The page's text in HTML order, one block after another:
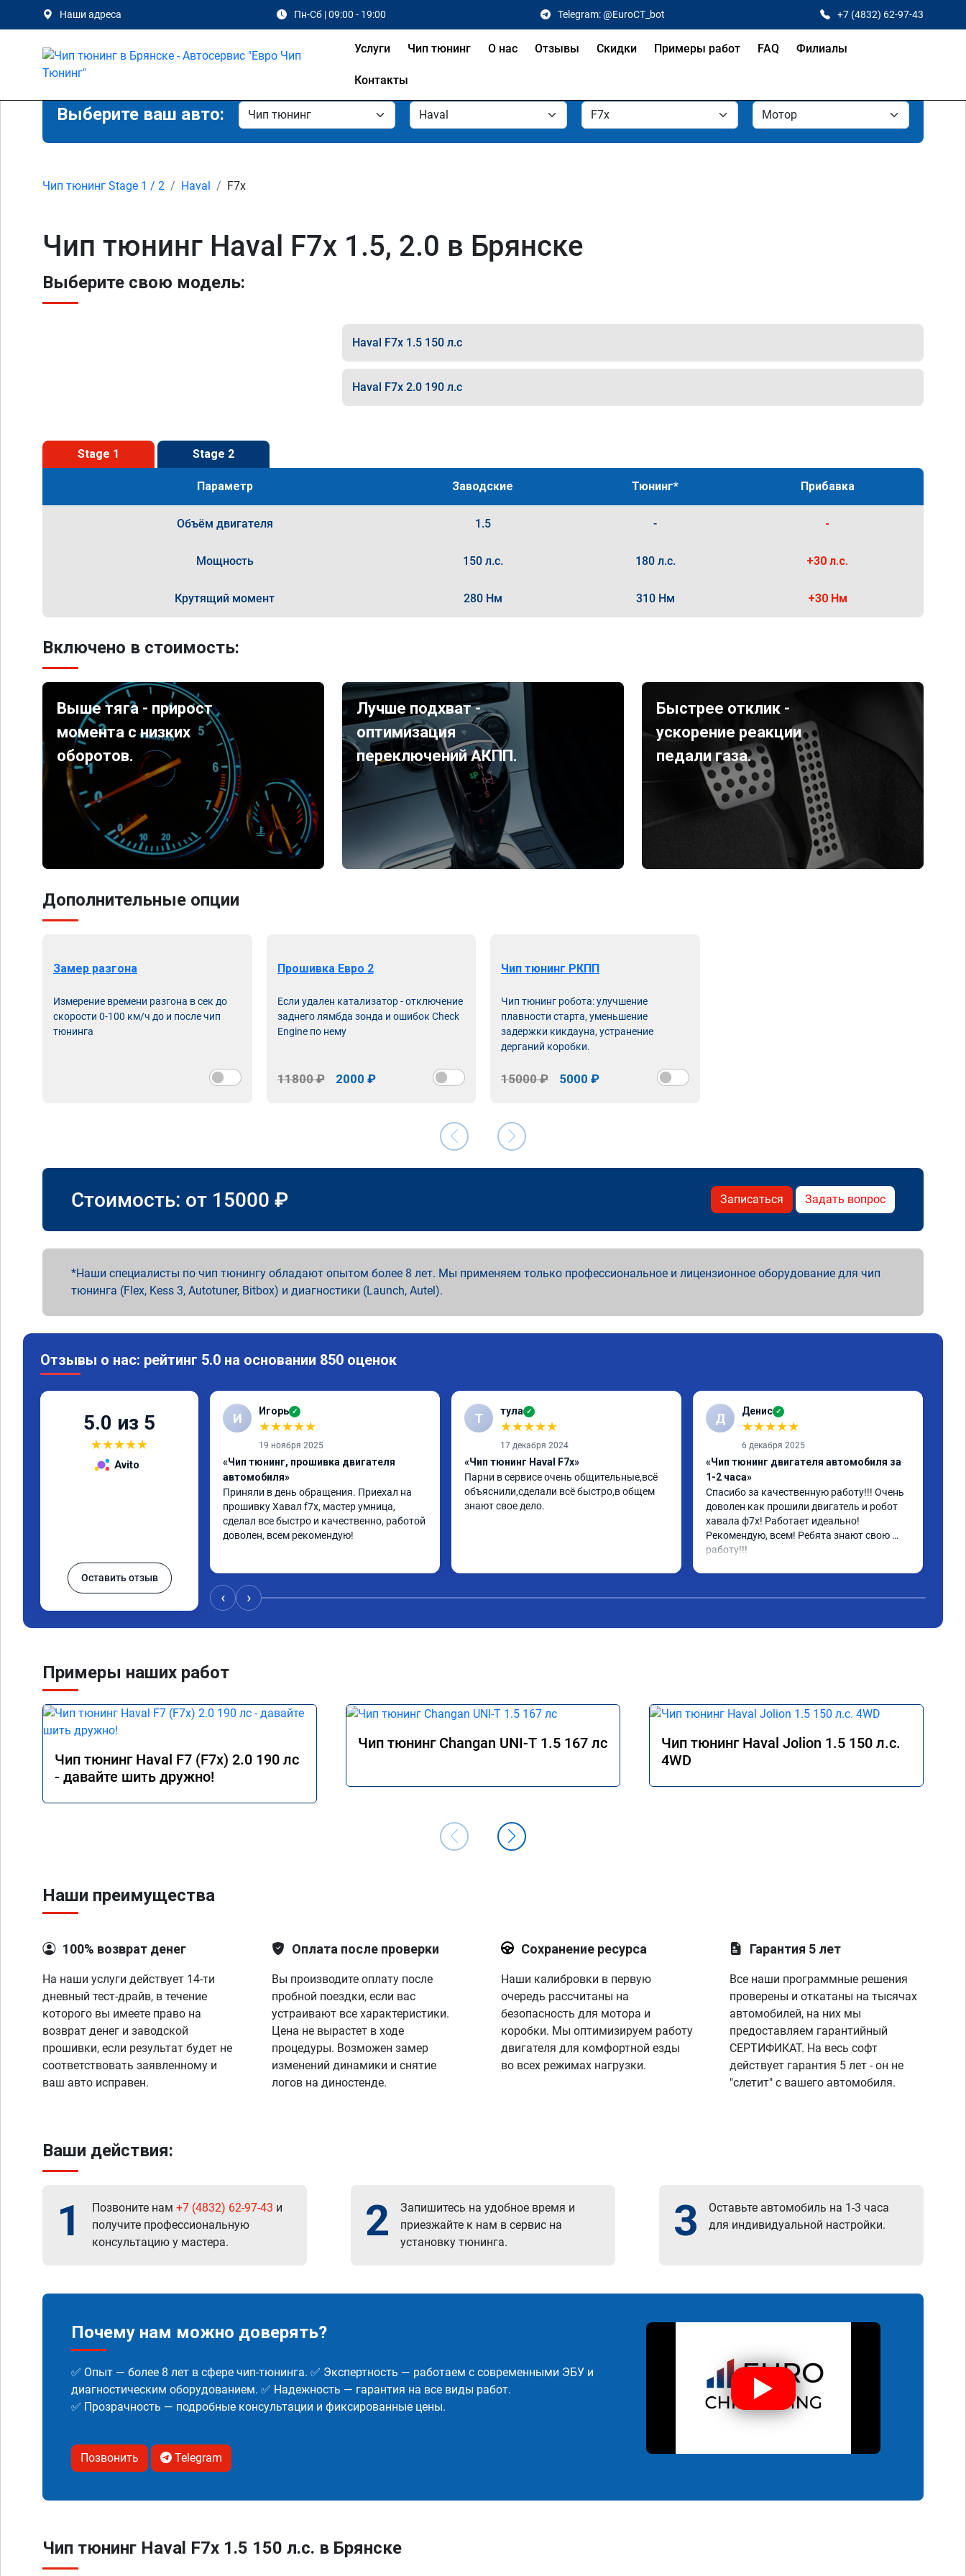
Наши адреса Пн-Сб | 09:00 - 19:00 Telegram: @EuroCT_bot +7 (4832) 62-97-43
Услуги Чип тюнинг О нас Отзывы Скидки Примеры работ FAQ Филиалы
Контакты
Выберите ваш авто:
Чип тюнинг Stage 1 / 2 Haval F7x
Чип тюнинг Haval F7x 1.5, 2.0 в Брянске
Выберите свою модель:
Haval F7x 1.5 150 л.с
Haval F7x 2.0 190 л.с
Stage 1 Stage 2
Параметр Заводские Тюнинг* Прибавка
Объём двигателя 1.5 - -
Мощность 150 л.с. 180 л.с. +30 л.с.
Крутящий момент 280 Нм 310 Нм +30 Нм
Включено в стоимость:
Выше тяга - прирост
момента с низких
оборотов.
Лучше подхват -
оптимизация
переключений АКПП.
Быстрее отклик -
ускорение реакции
педали газа.
Дополнительные опции
Замер разгона
Измерение времени разгона в сек до
скорости 0-100 км/ч до и после чип
тюнинга
Прошивка Евро 2
Если удален катализатор - отключение
заднего лямбда зонда и ошибок Check
Engine по нему
11800 ₽ 2000 ₽
Чип тюнинг РКПП
Чип тюнинг робота: улучшение
плавности старта, уменьшение
задержки кикдауна, устранение
дерганий коробки.
15000 ₽ 5000 ₽
Стоимость: от 15000 ₽ Записаться Задать вопрос
Наши специалисты по чип тюнингу обладают опытом более 8 лет. Мы применяем только профессиональное и лицензионное оборудование для чип
тюнинга (Flex, Kess 3, Autotuner, Bitbox) и диагностики (Launch, Autel).
Отзывы о нас: рейтинг 5.0 на основании 850 оценок
5.0 из 5
★★★★★
Avito
Оставить отзыв
И Игорь ✓
★★★★★
19 ноября 2025
«Чип тюнинг, прошивка двигателя
автомобиля»
Приняли в день обращения. Приехал на
прошивку Хавал f7x, мастер умница,
сделал все быстро и качественно, работой
доволен, всем рекомендую!
Т тула ✓
★★★★★
17 декабря 2024
«Чип тюнинг Haval F7x»
Парни в сервисе очень общительные,всё
объяснили,сделали всё быстро,в общем
знают свое дело.
Д Денис ✓
★★★★★
6 декабря 2025
«Чип тюнинг двигателя автомобиля за
1-2 часа»
Спасибо за качественную работу!!! Очень
доволен как прошили двигатель и робот
хавала ф7х! Работает идеально!
Рекомендую, всем! Ребята знают свою
работу!!!
‹ ›
Примеры наших работ
Чип тюнинг Haval F7 (F7x) 2.0 190 лс
- давайте шить дружно!
Чип тюнинг Changan UNI-T 1.5 167 лс
Чип тюнинг Haval Jolion 1.5 150 л.с.
4WD
Наши преимущества
100% возврат денег
На наши услуги действует 14-ти
дневный тест-драйв, в течение
которого вы имеете право на
возврат денег и заводской
прошивки, если результат будет не
соответствовать заявленному и
ваш авто исправен.
Оплата после проверки
Вы производите оплату после
пробной поездки, если вас
устраивают все характеристики.
Цена не вырастет в ходе
процедуры. Возможен замер
изменений динамики и снятие
логов на диностенде.
Сохранение ресурса
Наши калибровки в первую
очередь рассчитаны на
безопасность для мотора и
коробки. Мы оптимизируем работу
двигателя для комфортной езды
во всех режимах нагрузки.
Гарантия 5 лет
Все наши программные решения
проверены и откатаны на тысячах
автомобилей, на них мы
предоставляем гарантийный
СЕРТИФИКАТ. На весь софт
действует гарантия 5 лет - он не
"слетит" с вашего автомобиля.
Ваши действия:
1 Позвоните нам +7 (4832) 62-97-43 и
получите профессиональную
консультацию у мастера.
2
Запишитесь на удобное время и
приезжайте к нам в сервис на
установку тюнинга.
3
Оставьте автомобиль на 1-3 часа
для индивидуальной настройки.
Почему нам можно доверять?
✅ Опыт — более 8 лет в сфере чип-тюнинга. ✅ Экспертность — работаем с современными ЭБУ и
диагностическим оборудованием. ✅ Надежность — гарантия на все виды работ.
✅ Прозрачность — подробные консультации и фиксированные цены.
Позвонить Telegram
Чип тюнинг Haval F7x 1.5 150 л.с. в Брянске